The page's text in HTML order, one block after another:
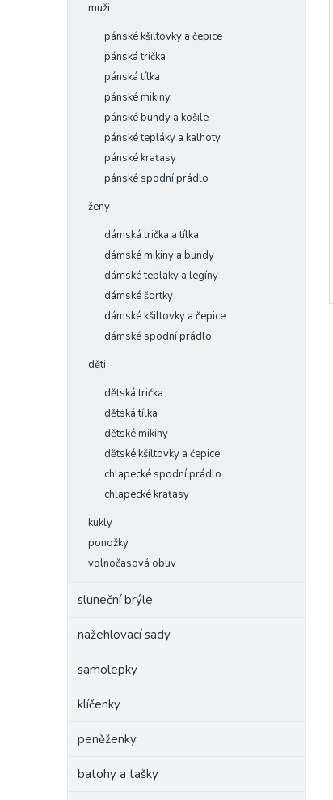
muži
pánské kšiltovky a čepice
pánská trička
pánská tílka
pánské mikiny
pánské bundy a košile
pánské tepláky a kalhoty
pánské kraťasy
pánské spodní prádlo
ženy
dámská trička a tílka
dámské mikiny a bundy
dámské tepláky a legíny
dámské šortky
dámské kšiltovky a čepice
dámské spodní prádlo
děti
dětská trička
dětská tílka
dětské mikiny
dětské kšiltovky a čepice
chlapecké spodní prádlo
chlapecké kraťasy
kukly
ponožky
volnočasová obuv
sluneční brýle
nažehlovací sady
samolepky
klíčenky
peněženky
batohy a tašky